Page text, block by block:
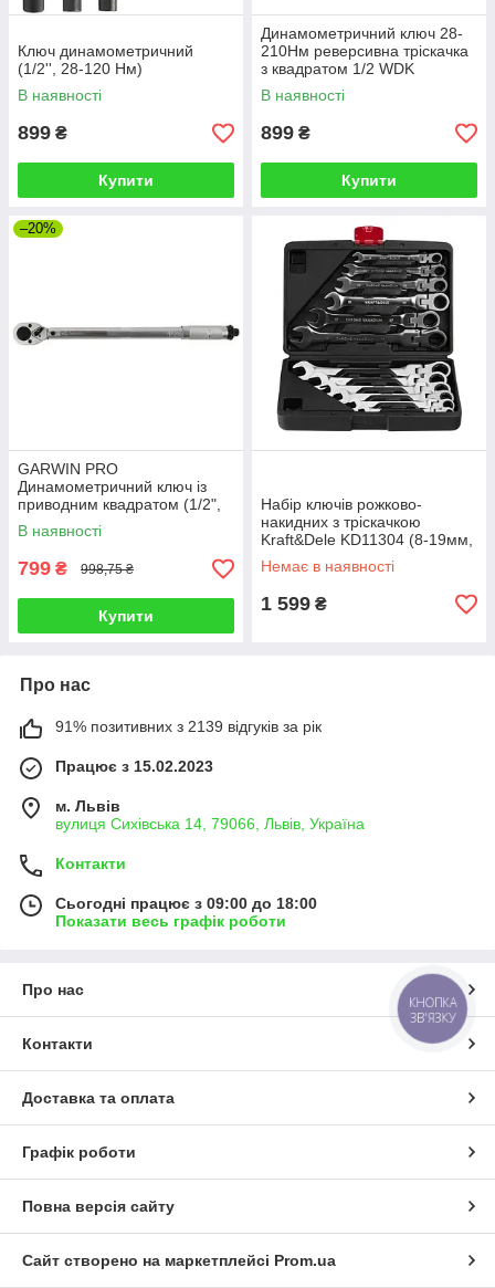
Ключ динамометричний
(1/2'', 28-120 Hм)
В наявності
899 ₴
Купити
Динамометричний ключ 28-
210Нм реверсивна тріскачка
з квадратом 1/2 WDK
В наявності
899 ₴
Купити
–20%
GARWIN PRO
Динамометричний ключ із
приводним квадратом (1/2",
28-210 Нм)
В наявності
799 ₴ 998,75 ₴
Купити
Набір ключів рожково-
накидних з тріскачкою
Kraft&Dele KD11304 (8-19мм,
12 шт)
Немає в наявності
1 599 ₴
Про нас
91% позитивних з 2139 відгуків за рік
Працює з 15.02.2023
м. Львів
вулиця Сихівська 14, 79066, Львів, Україна
Контакти
Сьогодні працює з 09:00 до 18:00
Показати весь графік роботи
Про нас
Контакти
Доставка та оплата
Графік роботи
Повна версія сайту
Сайт створено на маркетплейсі Prom.ua
КНОПКА
ЗВ'ЯЗКУ